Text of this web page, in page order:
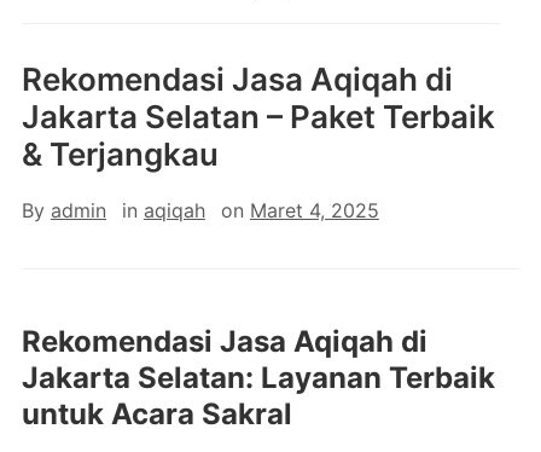
Rekomendasi Jasa Aqiqah di
Jakarta Selatan – Paket Terbaik
& Terjangkau
By admin in aqiqah on Maret 4, 2025
Rekomendasi Jasa Aqiqah di
Jakarta Selatan: Layanan Terbaik
untuk Acara Sakral